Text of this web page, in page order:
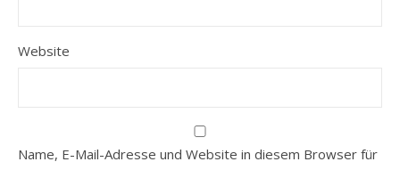
Website
Name, E-Mail-Adresse und Website in diesem Browser für